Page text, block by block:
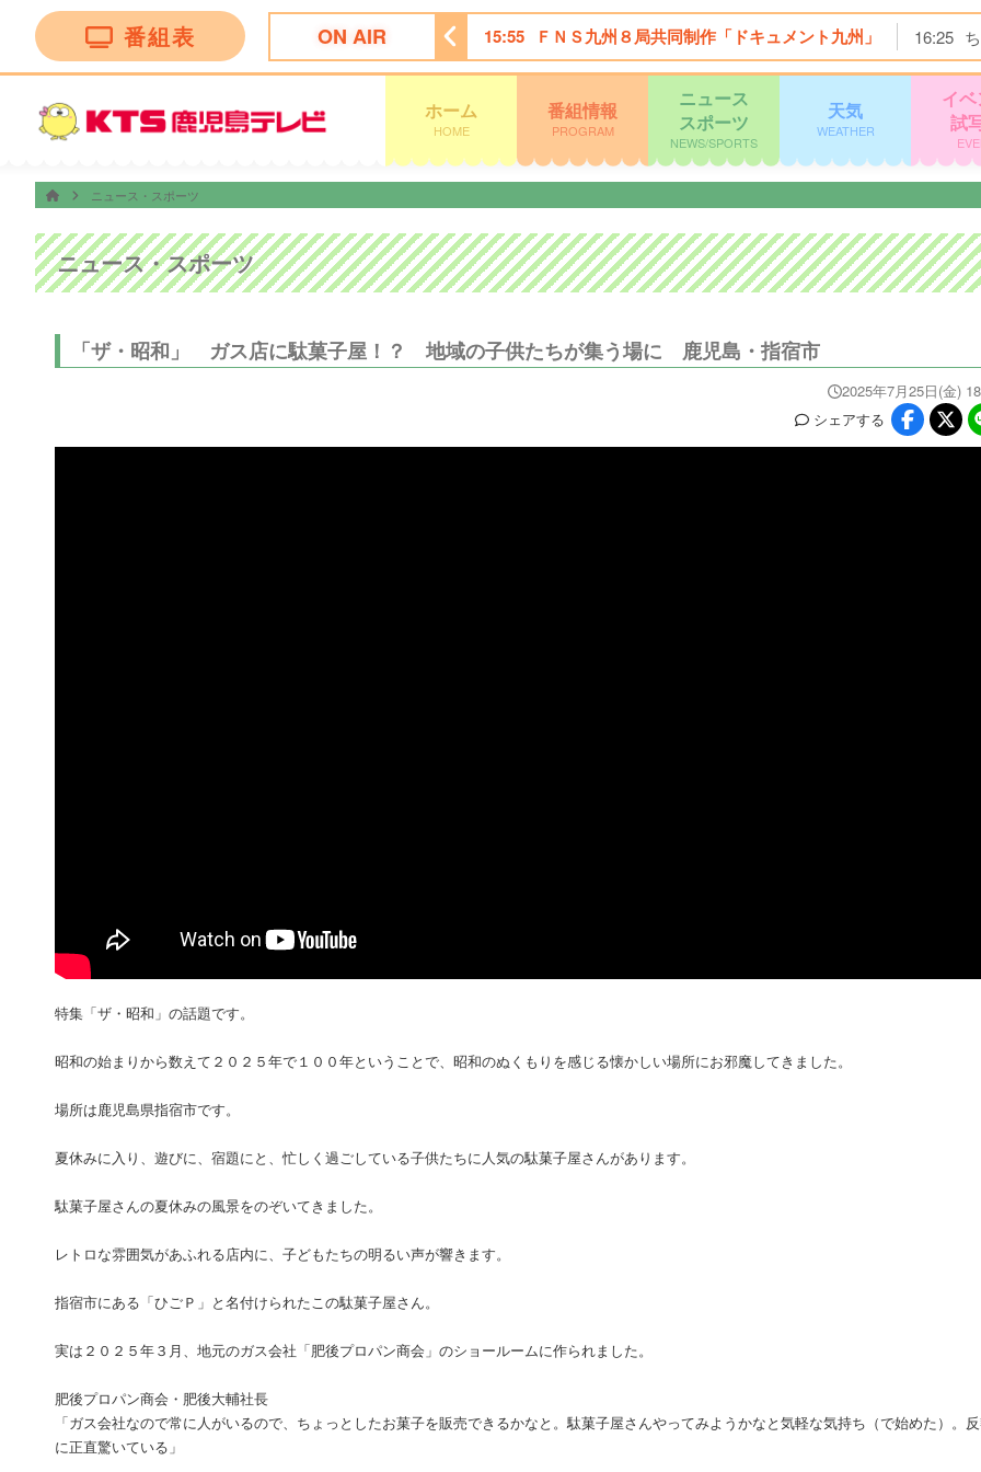
番組表 ON AIR
ー〜大分アート旅〜 奇跡体験！アンビリバボー 15:55 ＦＮＳ九州８局共同制作「ドキュメント九州」 16:25
ホーム
HOME
番組情報
PROGRAM
ニュース
スポーツ
NEWS/SPORTS
天気
WEATHER
イ
試
ニュース・スポーツ
ニュース・スポーツ
「ザ・昭和」 ガス店に駄菓子屋！？ 地域の子供たちが集う場に 鹿児島・指宿市
2025年7月25日(金)
シェアする
特集「ザ・昭和」の話題です。
昭和の始まりから数えて２０２５年で１００年ということで、昭和のぬくもりを感じる懐かしい場所にお邪魔してきました。
場所は鹿児島県指宿市です。
夏休みに入り、遊びに、宿題にと、忙しく過ごしている子供たちに人気の駄菓子屋さんがあります。
駄菓子屋さんの夏休みの風景をのぞいてきました。
レトロな雰囲気があふれる店内に、子どもたちの明るい声が響きます。
指宿市にある「ひごＰ」と名付けられたこの駄菓子屋さん。
実は２０２５年３月、地元のガス会社「肥後プロパン商会」のショールームに作られました。
肥後プロパン商会・肥後大輔社長
「ガス会社なので常に人がいるので、ちょっとしたお菓子を販売できるかなと。駄菓子屋さんやってみようかなと気軽な気持ち（で始めた）。
に正直驚いている」